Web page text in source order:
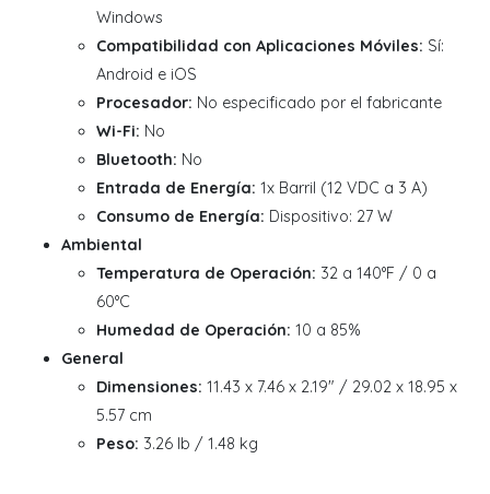
Windows
Compatibilidad con Aplicaciones Móviles: Sí:
Android e iOS
Procesador: No especificado por el fabricante
Wi-Fi: No
Bluetooth: No
Entrada de Energía: 1x Barril (12 VDC a 3 A)
Consumo de Energía: Dispositivo: 27 W
Ambiental
Temperatura de Operación: 32 a 140°F / 0 a
60°C
Humedad de Operación: 10 a 85%
General
Dimensiones: 11.43 x 7.46 x 2.19" / 29.02 x 18.95 x
5.57 cm
Peso: 3.26 lb / 1.48 kg